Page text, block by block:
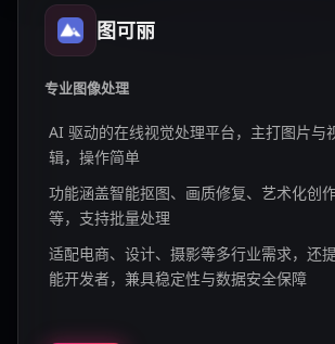
图可丽
专业图像处理
AI 驱动的在线视觉处理平台，主打图片与
辑，操作简单
功能涵盖智能抠图、画质修复、艺术化创
等，支持批量处理
适配电商、设计、摄影等多行业需求，还
能开发者，兼具稳定性与数据安全保障